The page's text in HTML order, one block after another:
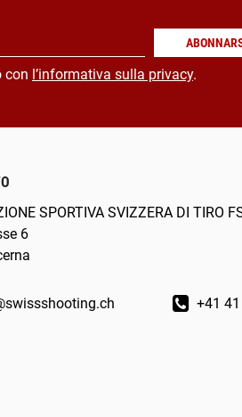
con l’informativa sulla privacy.
SPORTIVA SVIZZERA DI TIRO
6
+41